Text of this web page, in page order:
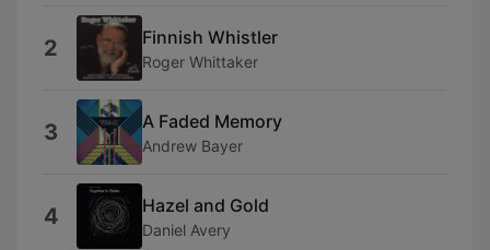
2 Finnish Whistler
Roger Whittaker
3 A Faded Memory
Andrew Bayer
4 Hazel and Gold
Daniel Avery